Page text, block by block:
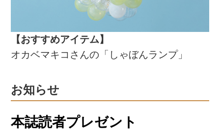
【おすすめアイテム】
オカベマキコさんの「しゃぼんランプ」
お知らせ
本誌読者プレゼント